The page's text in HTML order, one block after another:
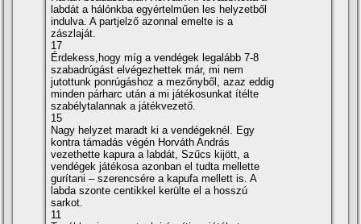
labdát a hálónkba egyértelműen les helyzetből
indulva. A partjelző azonnal emelte is a
zászlaját.
17
Érdekess,hogy mí­g a vendégek legalább 7-8
szabadrúgást elvégezhettek már, mi nem
jutottunk ponrúgáshoz a mezőnyből, azaz eddig
minden párharc után a mi játékosunkat í­télte
szabélytalannak a játékvezető.
15
Nagy helyzet maradt ki a vendégeknél. Egy
kontra támadás végén Horváth András
vezethette kapura a labdát, Szűcs kijött, a
vendégek játékosa azonban el tudta mellette
gurí­tani – szerencsére a kapufa mellett is. A
labda szonte centikkel kerülte el a hosszú
sarkot.
11